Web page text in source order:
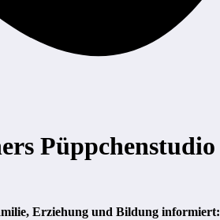
Püppchenstudio
Erziehung und Bildung informiert: